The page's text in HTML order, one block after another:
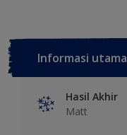
Informasi utama
Hasil Akhir
Matt